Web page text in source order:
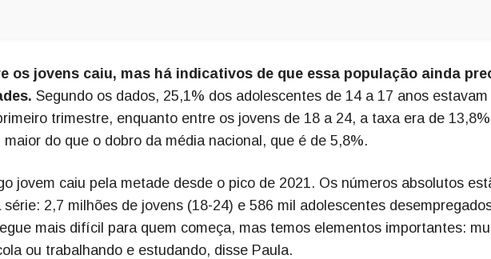
os jovens caiu, mas há indicativos de que essa população ainda
Segundo os dados, 25,1% dos adolescentes de 14 a 17 anos estavam
trimestre, enquanto entre os jovens de 18 a 24, a taxa era de
do que o dobro da média nacional, que é de 5,8%.
jovem caiu pela metade desde o pico de 2021. Os números absolutos
2,7 milhões de jovens (18-24) e 586 mil adolescentes
mais difícil para quem começa, mas temos elementos importantes:
ou trabalhando e estudando, disse Paula.